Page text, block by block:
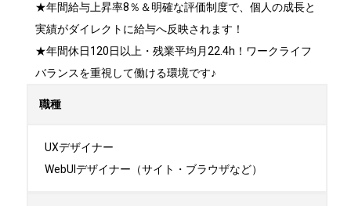
★年間給与上昇率8％＆明確な評価制度で、個人の成長と
実績がダイレクトに給与へ反映されます！
★年間休日120日以上・残業平均月22.4h！ワークライフ
バランスを重視して働ける環境です♪
職種
UXデザイナー
WebUIデザイナー（サイト・ブラウザなど）